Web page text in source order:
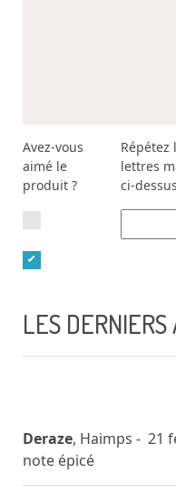
Avez-vous
aimé le
produit ?
Répétez
lettres
ci-
LES DERNIERS
Deraze, Haimps - 21
note épicé